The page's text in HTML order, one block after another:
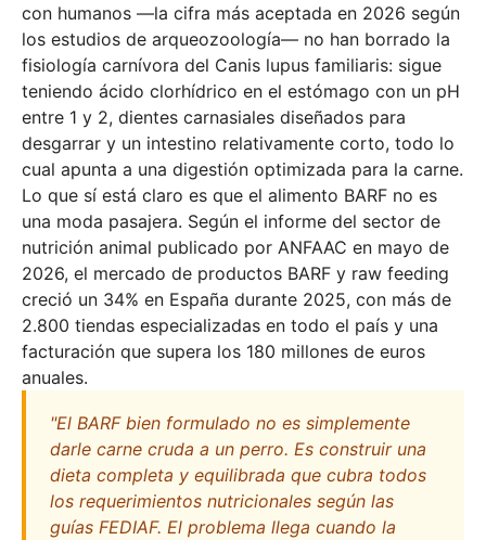
con humanos —la cifra más aceptada en 2026 según
los estudios de arqueozoología— no han borrado la
fisiología carnívora del Canis lupus familiaris: sigue
teniendo ácido clorhídrico en el estómago con un pH
entre 1 y 2, dientes carnasiales diseñados para
desgarrar y un intestino relativamente corto, todo lo
cual apunta a una digestión optimizada para la carne.
Lo que sí está claro es que el alimento BARF no es
una moda pasajera. Según el informe del sector de
nutrición animal publicado por ANFAAC en mayo de
2026, el mercado de productos BARF y raw feeding
creció un 34% en España durante 2025, con más de
2.800 tiendas especializadas en todo el país y una
facturación que supera los 180 millones de euros
anuales.
"El BARF bien formulado no es simplemente
darle carne cruda a un perro. Es construir una
dieta completa y equilibrada que cubra todos
los requerimientos nutricionales según las
guías FEDIAF. El problema llega cuando la